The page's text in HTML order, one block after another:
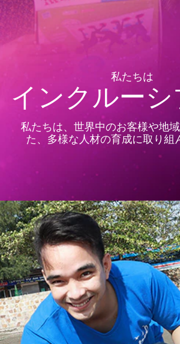
私たちは
インクルー
私たちは、世界中のお客様や地
た、多様な人材の育成に取り組